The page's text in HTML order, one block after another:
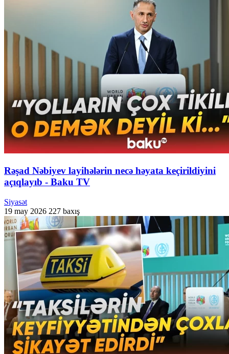
Rəşad Nəbiyev layihələrin necə həyata keçirildiyini
açıqlayıb - Baku TV
Siyasət
19 may 2026 227 baxış